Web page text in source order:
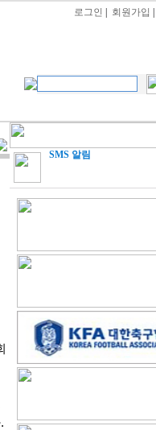
로그인 회원가입
SMS 알림